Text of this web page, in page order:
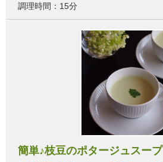
調理時間：15分
簡単♪枝豆のポタージュスープ